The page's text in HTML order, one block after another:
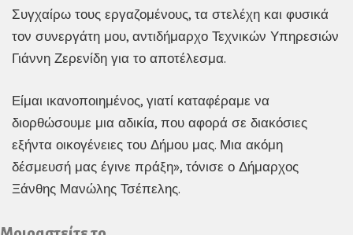
Συγχαίρω τους εργαζομένους, τα στελέχη και φυσικά
τον συνεργάτη μου, αντιδήμαρχο Τεχνικών Υπηρεσιών
Γιάννη Ζερενίδη για το αποτέλεσμα.
Είμαι ικανοποιημένος, γιατί καταφέραμε να
διορθώσουμε μια αδικία, που αφορά σε διακόσιες
εξήντα οικογένειες του Δήμου μας. Μια ακόμη
δέσμευσή μας έγινε πράξη», τόνισε ο Δήμαρχος
Ξάνθης Μανώλης Τσέπελης.